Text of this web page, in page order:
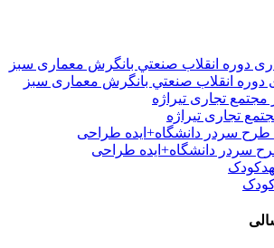
انقلاب صنعتي بانگرش معماری سبز
تجاری تیراژه
سردر دانشگاه+ایده طراحی